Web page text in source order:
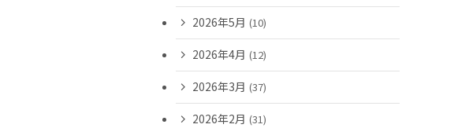
2026年5月 (10)
2026年4月 (12)
2026年3月 (37)
2026年2月 (31)